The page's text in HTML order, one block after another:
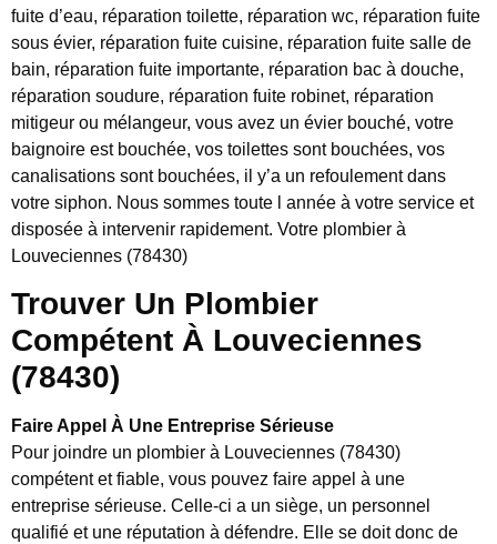
fuite d’eau, réparation toilette, réparation wc, réparation fuite
sous évier, réparation fuite cuisine, réparation fuite salle de
bain, réparation fuite importante, réparation bac à douche,
réparation soudure, réparation fuite robinet, réparation
mitigeur ou mélangeur, vous avez un évier bouché, votre
baignoire est bouchée, vos toilettes sont bouchées, vos
canalisations sont bouchées, il y’a un refoulement dans
votre siphon. Nous sommes toute l année à votre service et
disposée à intervenir rapidement. Votre plombier à
Louveciennes (78430)
Trouver Un Plombier
Compétent À Louveciennes
(78430)
Faire Appel À Une Entreprise Sérieuse
Pour joindre un plombier à Louveciennes (78430)
compétent et fiable, vous pouvez faire appel à une
entreprise sérieuse. Celle-ci a un siège, un personnel
qualifié et une réputation à défendre. Elle se doit donc de